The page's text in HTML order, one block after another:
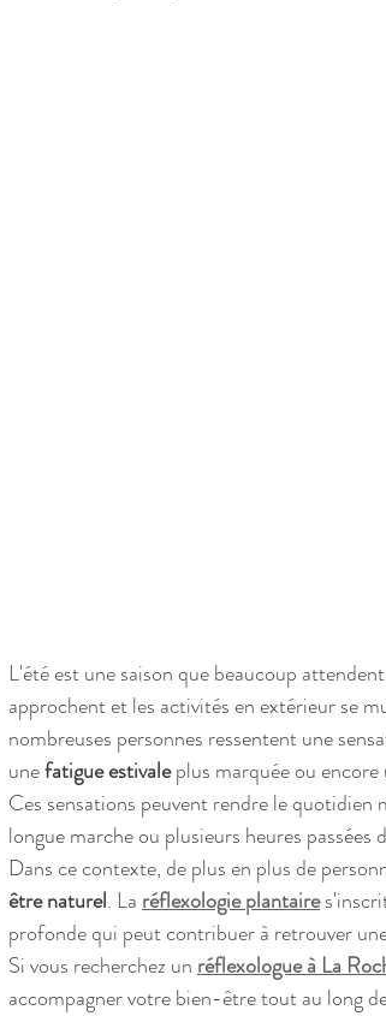
L'été est une saison que beaucoup
approchent et les activités en extérieur se
nombreuses personnes ressentent une
une fatigue estivale plus marquée ou encore
Ces sensations peuvent rendre le
longue marche ou plusieurs heures passées
Dans ce contexte, de plus en plus de
être naturel. La réflexologie plantaire
profonde qui peut contribuer à retrouver
Si vous recherchez un réflexologue à La
accompagner votre bien-être tout au long